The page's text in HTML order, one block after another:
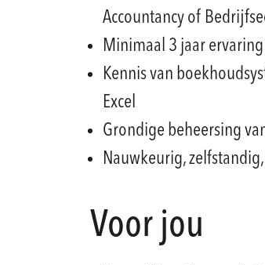
Accountancy of
Minimaal 3 jaar
Kennis van
Excel
Grondige beheersing
Nauwkeurig,
Voor jou